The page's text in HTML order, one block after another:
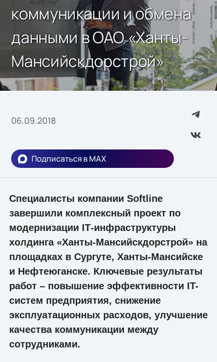
коммуникации и обмена
данными в ОАО «Ханты-
Мансийскдорстрой»
06.09.2018
Подписаться в MAX
Специалисты компании Softline
завершили комплексный проект по
модернизации IТ-инфраструктуры
холдинга «Ханты-Мансийскдорстрой» на
площадках в Сургуте, Ханты-Мансийске
и Нефтеюганске. Ключевые результаты
работ – повышение эффективности IT-
систем предприятия, снижение
эксплуатационных расходов, улучшение
качества коммуникации между
сотрудниками.